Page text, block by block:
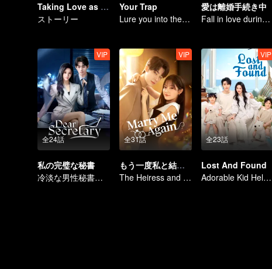
Taking Love as a Contract
ストーリー
Your Trap
Lure you into the trap with love as bait
愛は離婚手続き中
Fall in love during the divorce
全24話
VIP
私の完璧な秘書
冷淡な男性秘書が、美人上司を虜にする
全31話
VIP
もう一度私と結婚してください
The Heiress and Her Late Husband's Double
全23話
VIP
Lost And Found
Adorable Kid Helps, Dad Steps Up